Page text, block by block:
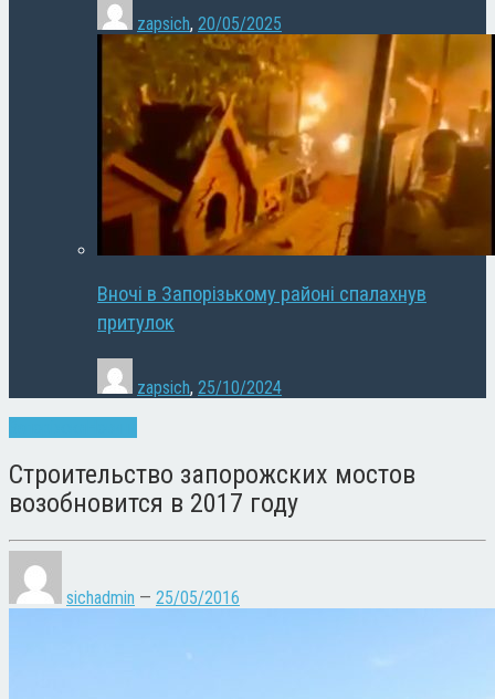
zapsich, 20/05/2025
Вночі в Запорізькому районі спалахнув
притулок
zapsich, 25/10/2024
Строительство запорожских мостов
возобновится в 2017 году
sichadmin — 25/05/2016